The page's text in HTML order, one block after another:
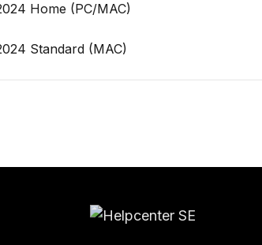
Home (PC/MAC)
Standard (MAC)